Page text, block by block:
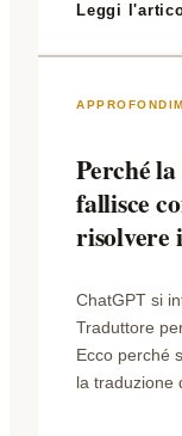
Leggi
Perché
fallisce
risolvere
ChatGPT si
Traduttore
Ecco perché
la traduzione